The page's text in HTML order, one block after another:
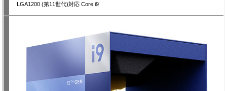
LGA1200 (第11世代)対応 Core i9